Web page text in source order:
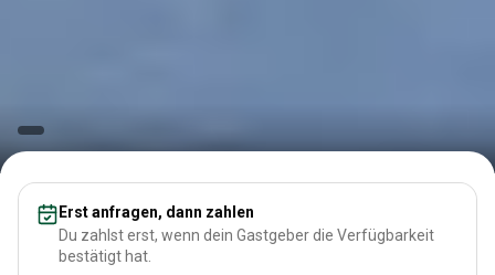
Erst anfragen, dann zahlen
Du zahlst erst, wenn dein Gastgeber die Verfügbarkeit
bestätigt hat.